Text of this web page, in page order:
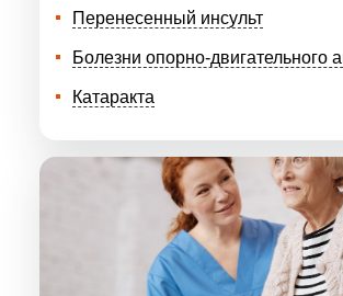
Перенесенный инсульт
Болезни опорно-двигательного
Катаракта